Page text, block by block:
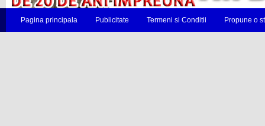
Pagina principala Publicitate Termeni si Conditii Propune o